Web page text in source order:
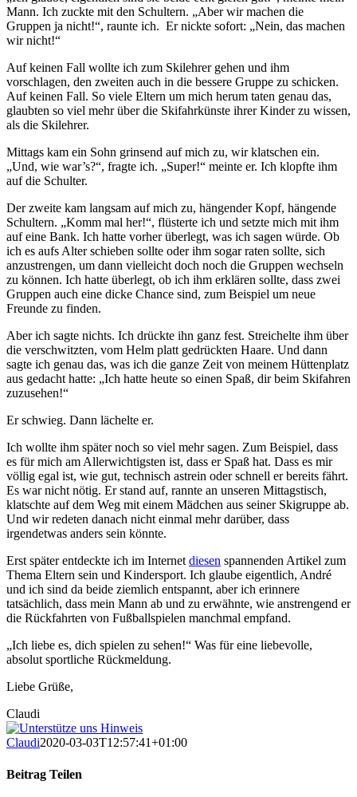
Mann. Ich zuckte mit den Schultern. „Aber wir machen die
Gruppen ja nicht!“, raunte ich. Er nickte sofort: „Nein, das machen
wir nicht!“
Auf keinen Fall wollte ich zum Skilehrer gehen und ihm
vorschlagen, den zweiten auch in die bessere Gruppe zu schicken.
Auf keinen Fall. So viele Eltern um mich herum taten genau das,
glaubten so viel mehr über die Skifahrkünste ihrer Kinder zu wissen,
als die Skilehrer.
Mittags kam ein Sohn grinsend auf mich zu, wir klatschen ein.
„Und, wie war’s?“, fragte ich. „Super!“ meinte er. Ich klopfte ihm
auf die Schulter.
Der zweite kam langsam auf mich zu, hängender Kopf, hängende
Schultern. „Komm mal her!“, flüsterte ich und setzte mich mit ihm
auf eine Bank. Ich hatte vorher überlegt, was ich sagen würde. Ob
ich es aufs Alter schieben sollte oder ihm sogar raten sollte, sich
anzustrengen, um dann vielleicht doch noch die Gruppen wechseln
zu können. Ich hatte überlegt, ob ich ihm erklären sollte, dass zwei
Gruppen auch eine dicke Chance sind, zum Beispiel um neue
Freunde zu finden.
Aber ich sagte nichts. Ich drückte ihn ganz fest. Streichelte ihm über
die verschwitzten, vom Helm platt gedrückten Haare. Und dann
sagte ich genau das, was ich die ganze Zeit von meinem Hüttenplatz
aus gedacht hatte: „Ich hatte heute so einen Spaß, dir beim Skifahren
zuzusehen!“
Er schwieg. Dann lächelte er.
Ich wollte ihm später noch so viel mehr sagen. Zum Beispiel, dass
es für mich am Allerwichtigsten ist, dass er Spaß hat. Dass es mir
völlig egal ist, wie gut, technisch astrein oder schnell er bereits fährt.
Es war nicht nötig. Er stand auf, rannte an unseren Mittagstisch,
klatschte auf dem Weg mit einem Mädchen aus seiner Skigruppe ab.
Und wir redeten danach nicht einmal mehr darüber, dass
irgendetwas anders sein könnte.
Erst später entdeckte ich im Internetdiesen spannenden Artikel zum
Thema Eltern sein und Kindersport. Ich glaube eigentlich, André
und ich sind da beide ziemlich entspannt, aber ich erinnere
tatsächlich, dass mein Mann ab und zu erwähnte, wie anstrengend er
die Rückfahrten von Fußballspielen manchmal empfand.
„Ich liebe es, dich spielen zu sehen!“ Was für eine liebevolle,
absolut sportliche Rückmeldung.
Liebe Grüße,
Claudi
Claudi2020-03-03T12:57:41+01:00
Beitrag Teilen